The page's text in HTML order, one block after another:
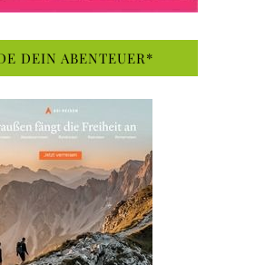
DEIN ABENTEUER*